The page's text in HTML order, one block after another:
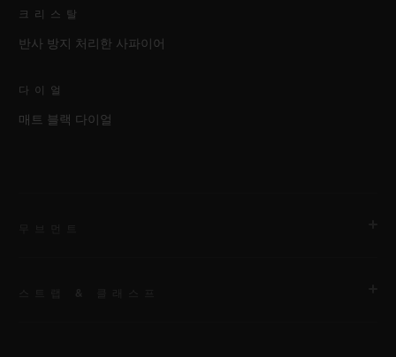
크리스탈
반사 방지 처리한 사파이어
다이얼
매트 블랙 다이얼